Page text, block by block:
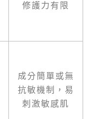
修護力有限
成分簡單或無
抗敏機制，易
刺激敏感肌